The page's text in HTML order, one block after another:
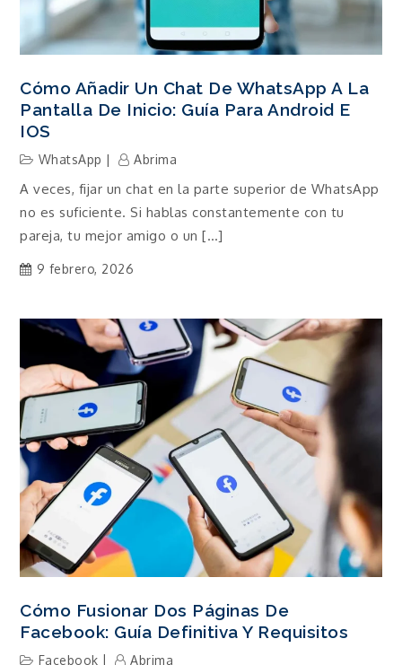
Cómo Añadir Un Chat De WhatsApp A La
Pantalla De Inicio: Guía Para Android E
IOS
WhatsApp Abrima
A veces, fijar un chat en la parte superior de WhatsApp
no es suficiente. Si hablas constantemente con tu
pareja, tu mejor amigo o un […]
9 febrero, 2026
Cómo Fusionar Dos Páginas De
Facebook: Guía Definitiva Y Requisitos
Facebook Abrima